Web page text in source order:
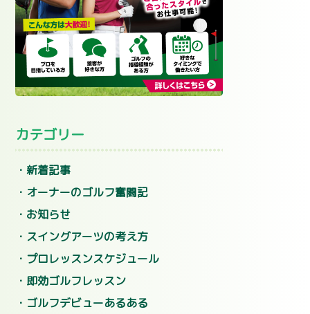
カテゴリー
新着記事
オーナーのゴルフ奮闘記
お知らせ
スイングアーツの考え方
プロレッスンスケジュール
即効ゴルフレッスン
ゴルフデビューあるある